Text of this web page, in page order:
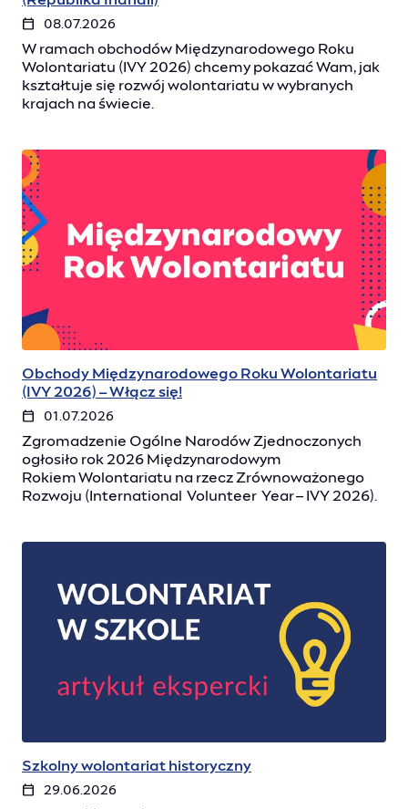
08.07.2026
W ramach obchodów Międzynarodowego Roku
Wolontariatu (IVY 2026) chcemy pokazać Wam, jak
kształtuje się rozwój wolontariatu w wybranych
krajach na świecie.
Obchody Międzynarodowego Roku Wolontariatu
(IVY 2026) – Włącz się!
01.07.2026
Zgromadzenie Ogólne Narodów Zjednoczonych
ogłosiło rok 2026 Międzynarodowym
Rokiem Wolontariatu na rzecz Zrównoważonego
Rozwoju (International Volunteer Year – IVY 2026).
Szkolny wolontariat historyczny
29.06.2026